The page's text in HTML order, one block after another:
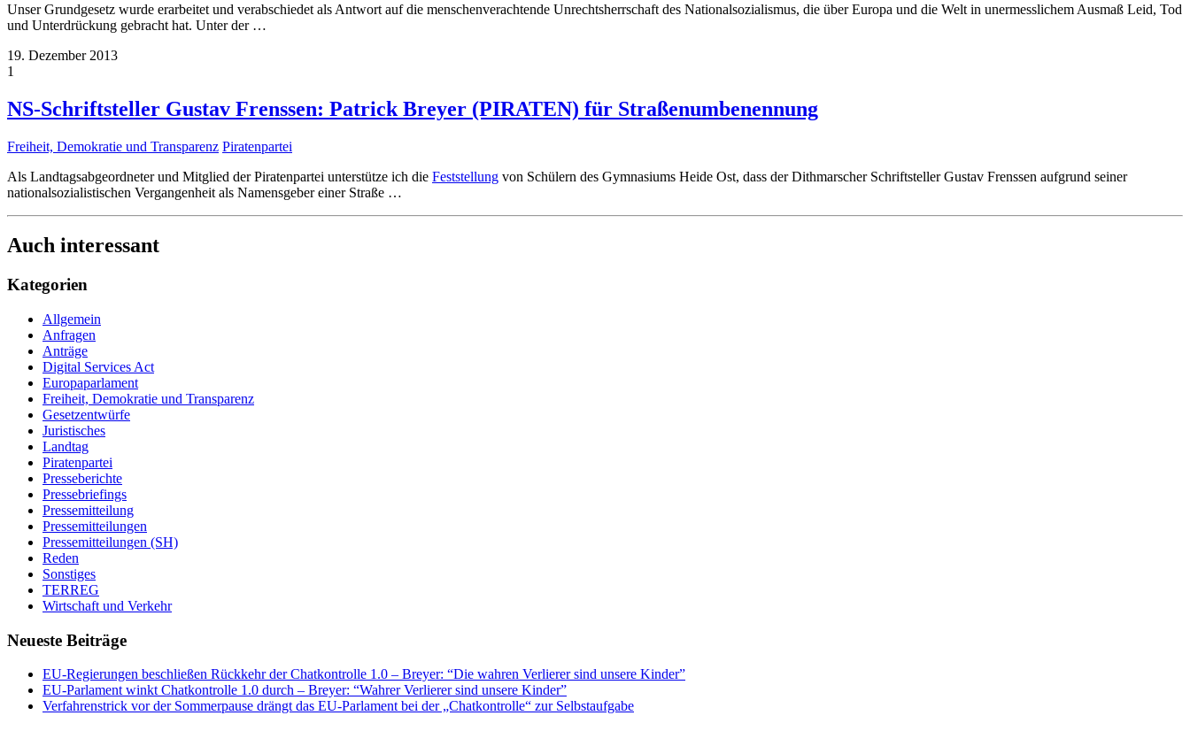
Unser Grundgesetz wurde erarbeitet und verabschiedet als Antwort auf die menschenverachtende Unrechtsherrschaft des Nationalsozialismus, die über Europa und die Welt in unermesslichem Ausmaß Leid, Tod
und Unterdrückung gebracht hat. Unter der …
19. Dezember 2013
1
NS-Schriftsteller Gustav Frenssen: Patrick Breyer (PIRATEN) für Straßenumbenennung
Freiheit, Demokratie und Transparenz Piratenpartei
Als Landtagsabgeordneter und Mitglied der Piratenpartei unterstütze ich die Feststellung von Schülern des Gymnasiums Heide Ost, dass der Dithmarscher Schriftsteller Gustav Frenssen aufgrund seiner
nationalsozialistischen Vergangenheit als Namensgeber einer Straße …
Auch interessant
Kategorien
Allgemein
Anfragen
Anträge
Digital Services Act
Europaparlament
Freiheit, Demokratie und Transparenz
Gesetzentwürfe
Juristisches
Landtag
Piratenpartei
Presseberichte
Pressebriefings
Pressemitteilung
Pressemitteilungen
Pressemitteilungen (SH)
Reden
Sonstiges
TERREG
Wirtschaft und Verkehr
Neueste Beiträge
EU-Regierungen beschließen Rückkehr der Chatkontrolle 1.0 – Breyer: “Die wahren Verlierer sind unsere Kinder”
EU-Parlament winkt Chatkontrolle 1.0 durch – Breyer: “Wahrer Verlierer sind unsere Kinder”
Verfahrenstrick vor der Sommerpause drängt das EU-Parlament bei der „Chatkontrolle“ zur Selbstaufgabe